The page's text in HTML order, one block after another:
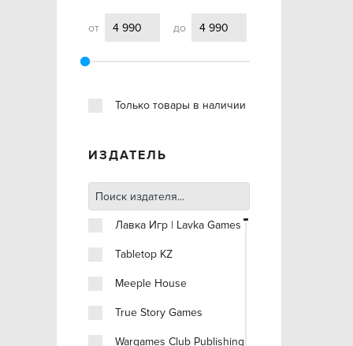
от до
Только товары в наличии
ИЗДАТЕЛЬ
Лавка Игр | Lavka Games
Tabletop KZ
Meeple House
True Story Games
Wargames Club Publishing